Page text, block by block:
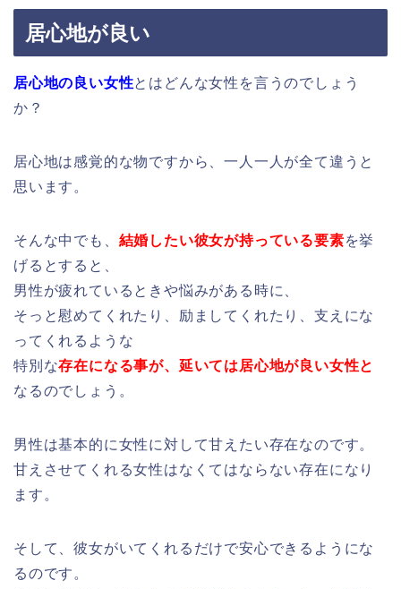
居心地が良い
居心地の良い女性とはどんな女性を言うのでしょう
か？
居心地は感覚的な物ですから、一人一人が全て違うと
思います。
そんな中でも、 結婚したい彼女が持っている要素を挙
げるとすると、
男性が疲れているときや悩みがある時に、
そっと慰めてくれたり、励ましてくれたり、支えにな
ってくれるような
特別な存在になる事が、延いては居心地が 良い女性と
なるのでしょう。
男性は基本的に女性に対して甘えたい存在なのです。
甘えさせてくれる女性はなくてはならない存在になり
ます。
そして、彼女がいてくれるだけで安心できるようにな
るのです。